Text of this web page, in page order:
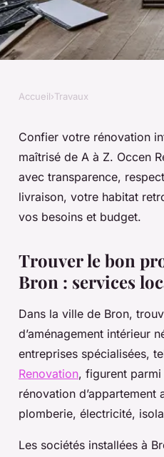
à
bonnes
Accueil›Travaux
Confier votre rénovation
maîtrisé de A à Z. Occen
avec transparence,
livraison, votre habitat
vos besoins et budget.
Trouver le bon
Bron : services
Dans la ville de Bron,
d’aménagement intérieur
entreprises spécialisées,
Renovation, figurent
rénovation d’appartement
plomberie, électricité,
Les sociétés installées à